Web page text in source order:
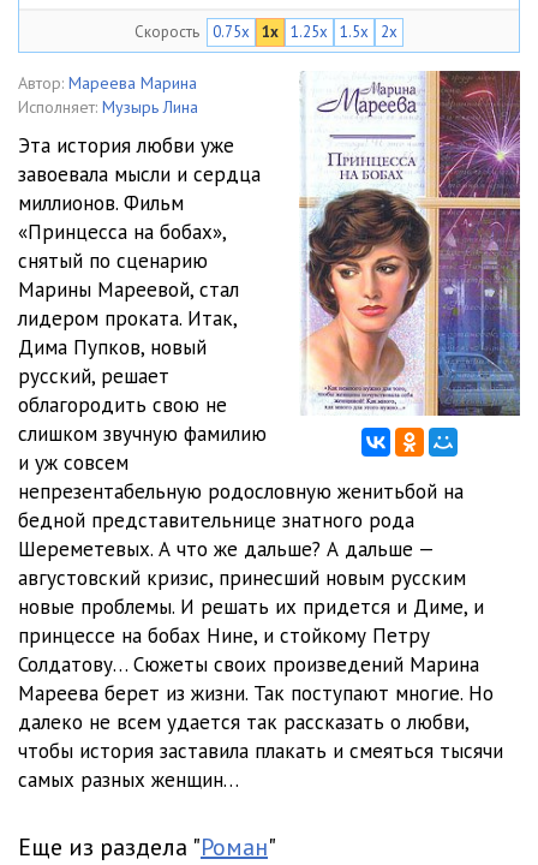
005. Мареева Марина - Принцесса на бобах
006. Мареева Марина - Принцесса на бобах 05:01
05:02
008. Мареева Марина - Принцесса на бобах 05:03
009. Мареева Марина - Принцесса на бобах 05:02
010. Мареева Марина - Принцесса на бобах 05:05
011. Мареева Марина - Принцесса на бобах 05:01
012. Мареева Марина - Принцесса на бобах 04:30
013. Мареева Марина - Принцесса на бобах 05:03
014. Мареева Марина - Принцесса на бобах
015. Мареева Марина - Принцесса на бобах
016. Мареева Марина - Принцесса на бобах
017. Мареева Марина - Принцесса на бобах 05:03
018. Мареева Марина - Принцесса на бобах 05:08
019. Мареева Марина - Принцесса на бобах 05:02
020. Мареева Марина - Принцесса на бобах 05:05
022. Мареева Марина - Принцесса на бобах
Скорость 0.75x 1x 1.25x 1.5x 2x
Автор: Мареева Марина
Исполняет: Музырь Лина
Эта история любви уже
завоевала мысли и сердца
миллионов. Фильм
«Принцесса на бобах»,
снятый по сценарию
Марины Мареевой, стал
лидером проката. Итак,
Дима Пупков, новый
русский, решает
облагородить свою не
слишком звучную фамилию
и уж совсем
непрезентабельную родословную женитьбой на
бедной представительнице знатного рода
Шереметевых. А что же дальше? А дальше —
августовский кризис, принесший новым русским
новые проблемы. И решать их придется и Диме, и
принцессе на бобах Нине, и стойкому Петру
Солдатову… Сюжеты своих произведений Марина
Мареева берет из жизни. Так поступают многие. Но
далеко не всем удается так рассказать о любви,
чтобы история заставила плакать и смеяться тысячи
самых разных женщин…
Еще из раздела "Роман"